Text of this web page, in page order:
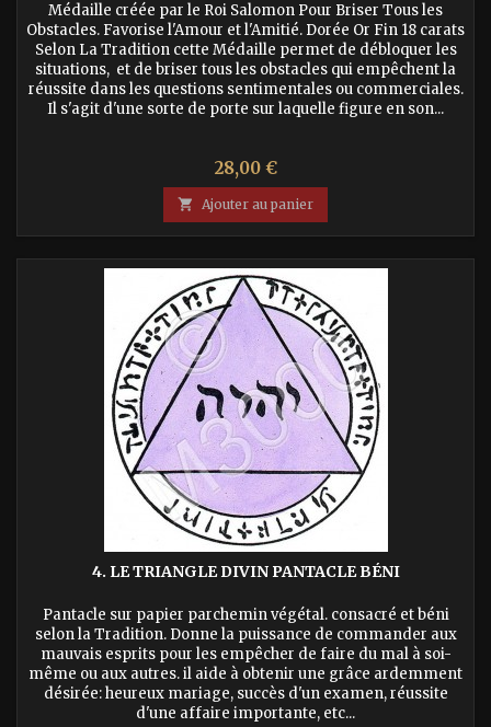
Médaille créée par le Roi Salomon Pour Briser Tous les
Obstacles. Favorise l'Amour et l'Amitié. Dorée Or Fin 18 carats
Selon La Tradition cette Médaille permet de débloquer les
situations, et de briser tous les obstacles qui empêchent la
réussite dans les questions sentimentales ou commerciales.
Il s'agit d'une sorte de porte sur laquelle figure en son...
Prix
28,00 €
 Ajouter au panier
4. LE TRIANGLE DIVIN PANTACLE BÉNI
Pantacle sur papier parchemin végétal. consacré et béni
selon la Tradition. Donne la puissance de commander aux
mauvais esprits pour les empêcher de faire du mal à soi-
même ou aux autres. il aide à obtenir une grâce ardemment
désirée: heureux mariage, succès d'un examen, réussite
d'une affaire importante, etc...